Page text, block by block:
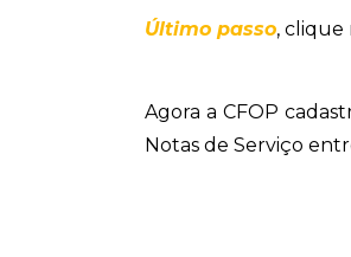
Último passo, clique
Agora a CFOP
Notas de Serviço